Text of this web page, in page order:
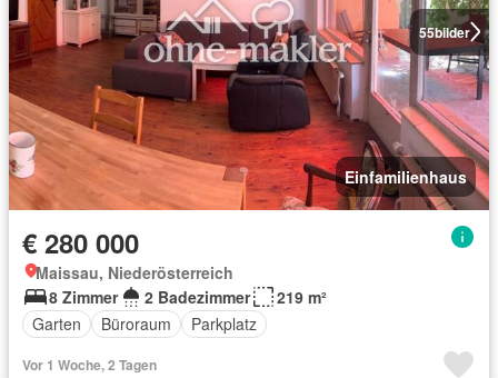
55bilder
Einfamilienhaus
€ 280 000
Maissau, Niederösterreich
8 Zimmer
2 Badezimmer
219 m²
Garten
Büroraum Parkplatz
Vor 1 Woche, 2 Tagen